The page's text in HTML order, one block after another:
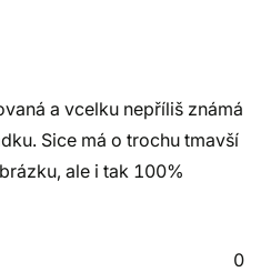
a vcelku nepříliš známá
Sice má o trochu tmavší
ale i tak 100%
0